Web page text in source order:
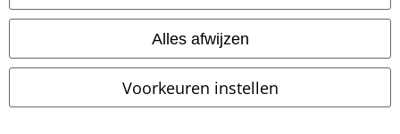
Alles afwijzen
Voorkeuren instellen
Verzending